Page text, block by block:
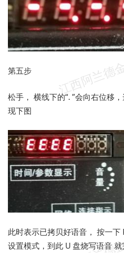
第五步
松手， 横线下的“. ”会向右位移
现下图
此时表示已拷贝好语音， 按一下
设置模式，到此 U 盘烧写语音 就